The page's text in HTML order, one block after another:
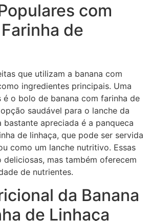
com
de
que utilizam a banana com
ingredientes principais. Uma
é o bolo de banana com farinha de
saudável para o lanche da
apreciada é a panqueca
de linhaça, que pode ser servida
como um lanche nutritivo. Essas
deliciosas, mas também oferecem
de nutrientes.
da Banana
de Linhaça